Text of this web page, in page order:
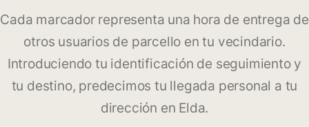
Cada marcador representa una hora de entrega de
otros usuarios de parcello en tu vecindario.
Introduciendo tu identificación de seguimiento y
tu destino, predecimos tu llegada personal a tu
dirección en Elda.